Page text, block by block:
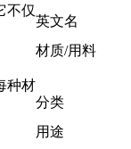
不仅
种材
英文名
材质/用料
分类
用途